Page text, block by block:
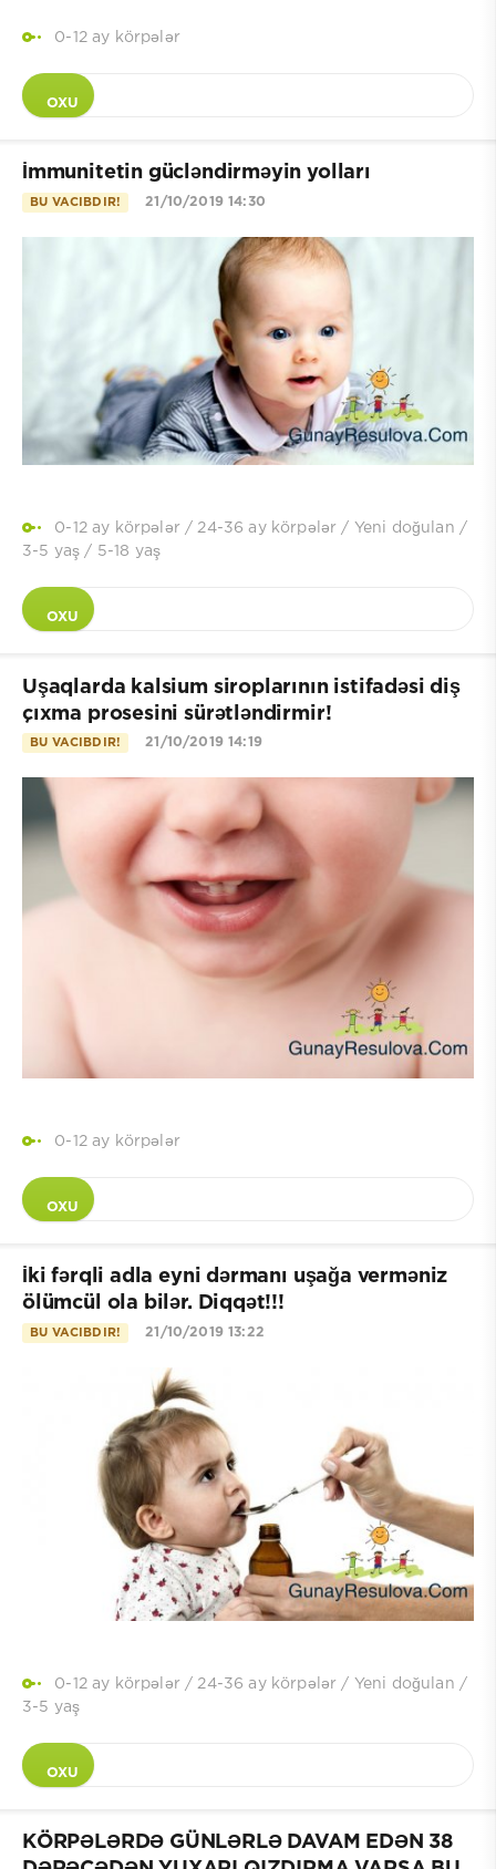
0-12 ay körpələr
OXU
İmmunitetin gücləndirməyin yolları
BU VACIBDIR! 21/10/2019 14:30
0-12 ay körpələr/24-36 ay körpələr / Yeni doğulan /
3-5 yaş / 5-18 yaş
OXU
Uşaqlarda kalsium siroplarının istifadəsi diş
çıxma prosesini sürətləndirmir!
BU VACIBDIR! 21/10/2019 14:19
0-12 ay körpələr
OXU
İki fərqli adla eyni dərmanı uşağa verməniz
ölümcül ola bilər. Diqqət!!!
BU VACIBDIR! 21/10/2019 13:22
0-12 ay körpələr/ 24-36 ay körpələr / Yeni doğulan /
3-5 yaş
OXU
KÖRPƏLƏRDƏ GÜNLƏRLƏ DAVAM EDƏN 38